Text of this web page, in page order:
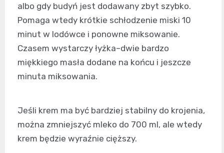
albo gdy budyń jest dodawany zbyt szybko.
Pomaga wtedy krótkie schłodzenie miski 10
minut w lodówce i ponowne miksowanie.
Czasem wystarczy łyżka–dwie bardzo
miękkiego masła dodane na końcu i jeszcze
minuta miksowania.
Jeśli krem ma być bardziej stabilny do krojenia,
można zmniejszyć mleko do 700 ml, ale wtedy
krem będzie wyraźnie cięższy.